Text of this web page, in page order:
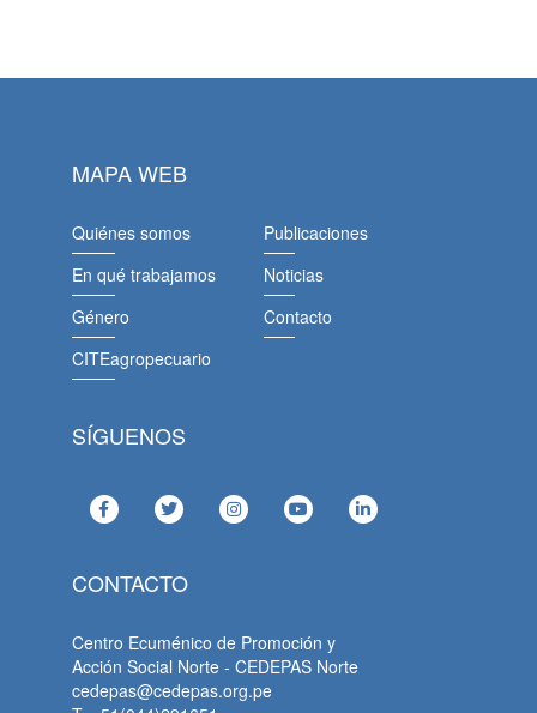
MAPA WEB
Quiénes somos
En qué trabajamos
Género
CITEagropecuario
Publicaciones
Noticias
Contacto
SÍGUENOS
CONTACTO
Centro Ecuménico de Promoción y
Acción Social Norte - CEDEPAS Norte
cedepas@cedepas.org.pe